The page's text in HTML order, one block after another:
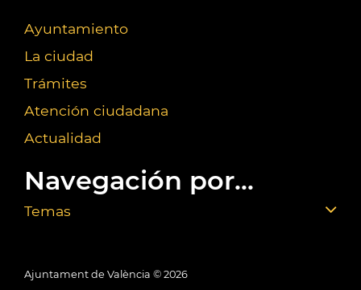
Ayuntamiento
La ciudad
Trámites
Atención ciudadana
Actualidad
Navegación por...
Temas
Ajuntament de València © 2026